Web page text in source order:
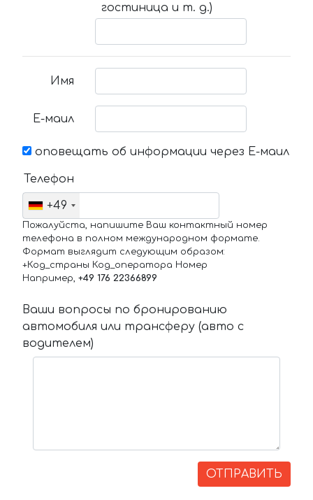
гостиница и т. д.)
Имя
Е-маил
оповещать об информации через Е-маил
Телефон
+49
Пожалуйста, напишите Ваш контактный номер
телефона в полном международном формате.
Формат выглядит следующим образом:
+Код_страны Код_оператора Номер
Например, +49 176 22366899
Ваши вопросы по бронированию
автомобиля или трансферу (авто с
водителем)
ОТПРАВИТЬ